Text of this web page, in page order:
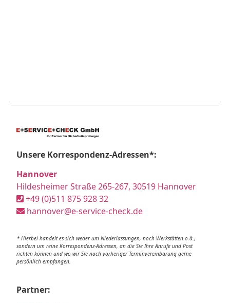
Unsere Korrespondenz-Adressen*:
Hannover
Hildesheimer Straße 265-267, 30519 Hannover
+49 (0)511 875 928 32
hannover@e-service-check.de
* Hierbei handelt es sich weder um Niederlassungen, noch Werkstätten o.ä.,
sondern um reine Korrespondenz-Adressen, an die Sie Ihre Anrufe und Post
richten können und wo wir Sie nach vorheriger Terminvereinbarung gerne
persönlich empfangen.
Partner: